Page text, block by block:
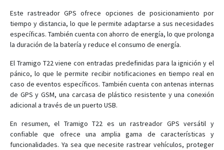
Este rastreador GPS ofrece opciones de posicionamiento por
tiempo y distancia, lo que le permite adaptarse a sus necesidades
específicas. También cuenta con ahorro de energía, lo que prolonga
la duración de la batería y reduce el consumo de energía.
El Tramigo T22 viene con entradas predefinidas para la ignición y el
pánico, lo que le permite recibir notificaciones en tiempo real en
caso de eventos específicos. También cuenta con antenas internas
de GPS y GSM, una carcasa de plástico resistente y una conexión
adicional a través de un puerto USB.
En resumen, el Tramigo T22 es un rastreador GPS versátil y
confiable que ofrece una amplia gama de características y
funcionalidades. Ya sea que necesite rastrear vehículos, proteger